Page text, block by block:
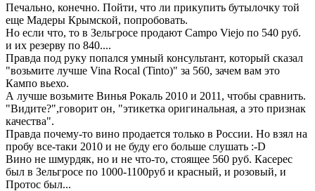
Печально, конечно. Пойти, что ли прикупить бутылочку той
еще Мадеры Крымской, попробовать.
Но если что, то в Зельгросе продают Campo Viejo по 540 руб.
и их резерву по 840....
Правда под руку попался умный консультант, который сказал
"возьмите лучше Vina Rocal (Tinto)" за 560, зачем вам это
Кампо вьехо.
А лучше возьмите Винья Рокаль 2010 и 2011, чтобы сравнить.
"Видите?",говорит он, "этикетка оригинальная, а это признак
качества".
Правда почему-то вино продается только в России. Но взял на
пробу все-таки 2010 и не буду его больше слушать :-D
Вино не шмурдяк, но и не что-то, стоящее 560 руб. Касерес
был в Зельгросе по 1000-1100руб и красный, и розовый, и
Протос был...